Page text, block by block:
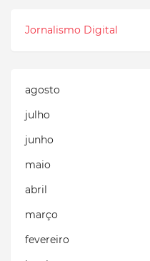
Jornalismo Digital
agosto
julho
junho
maio
abril
março
fevereiro